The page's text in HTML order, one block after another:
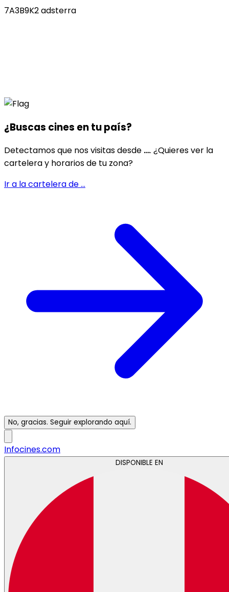
7A3B9K2 adsterra
¿Buscas cines entu país?
Detectamos que nos visitas desde .... ¿Quieres ver la
cartelera y horarios de tu zona?
Ir a la cartelera de...
No, gracias. Seguir explorando aquí.
Infocines.com
DISPONIBLE EN